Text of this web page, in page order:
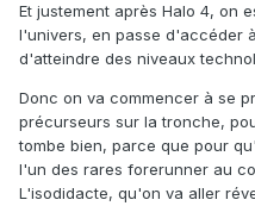
Et justement après Halo 4, on
l'univers, en passe d'accéder
d'atteindre des niveaux
Donc on va commencer à se
précurseurs sur la tronche,
tombe bien, parce que pour
l'un des rares forerunner au
L'isodidacte, qu'on va aller